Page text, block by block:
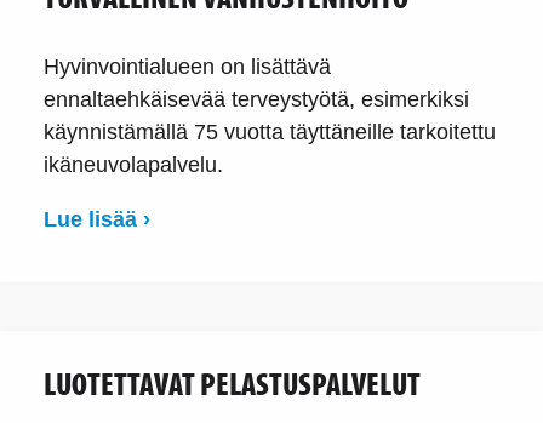
Hyvinvointialueen on lisättävä
ennaltaehkäisevää terveystyötä, esimerkiksi
käynnistämällä 75 vuotta täyttäneille tarkoitettu
ikäneuvolapalvelu.
Lue lisää ›
LUOTETTAVAT PELASTUSPALVELUT